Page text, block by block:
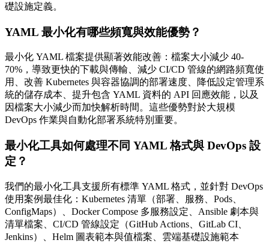
礎設施定義。
YAML 最小化有哪些頻寬與效能優勢？
最小化 YAML 檔案提供顯著效能改善：檔案大小減少 40-
70%，導致更快的下載與傳輸、減少 CI/CD 管線的網路頻寬使
用、改善 Kubernetes 與容器協調的部署速度、降低設定管理系
統的儲存成本、提升包含 YAML 資料的 API 回應效能，以及
因檔案大小減少而加快解析時間。這些優勢對於大規模
DevOps 作業與自動化部署系統特別重要。
最小化工具如何處理不同 YAML 格式與 DevOps 設
定？
我們的最小化工具支援所有標準 YAML 格式，並針對 DevOps
使用案例最佳化：Kubernetes 清單（部署、服務、Pods、
ConfigMaps）、Docker Compose 多服務設定、Ansible 劇本與
清單檔案、CI/CD 管線設定（GitHub Actions、GitLab CI、
Jenkins）、Helm 圖表範本與值檔案、雲端基礎設施範本